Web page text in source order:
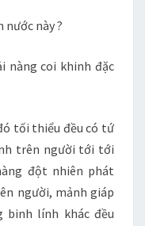
nước này ?
nàng coi khinh đặc
tối thiểu đều có tứ
trên người tới tới
đột nhiên phát
người, mảnh giáp
binh lính khác đều